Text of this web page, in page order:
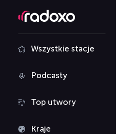
Wszystkie stacje
Podcasty
Top utwory
Kraje